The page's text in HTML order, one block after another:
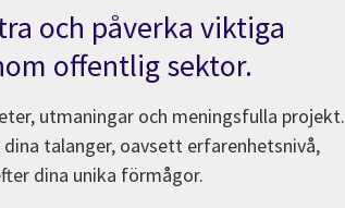
och påverka viktiga
offentlig sektor.
utmaningar och meningsfulla projekt.
talanger, oavsett erfarenhetsnivå,
dina unika förmågor.